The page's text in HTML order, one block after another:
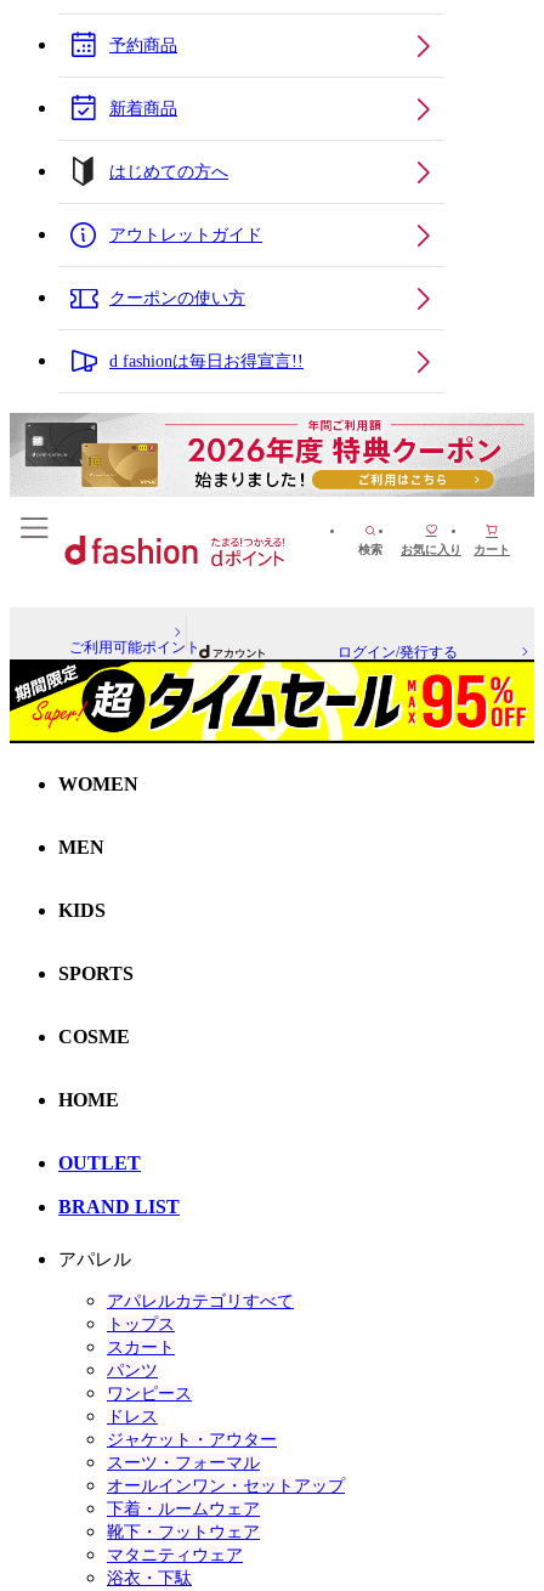
予約商品
新着商品
はじめての方へ
アウトレットガイド
クーポンの使い方
d fashionは毎日お得宣言!!
検索 お気に入り カート
ご利用可能ポイント ログイン/発行する
WOMEN
MEN
KIDS
SPORTS
COSME
HOME
OUTLET
BRAND LIST
アパレル
アパレルカテゴリすべて
トップス
スカート
パンツ
ワンピース
ドレス
ジャケット・アウター
スーツ・フォーマル
オールインワン・セットアップ
下着・ルームウェア
靴下・フットウェア
マタニティウェア
浴衣・下駄